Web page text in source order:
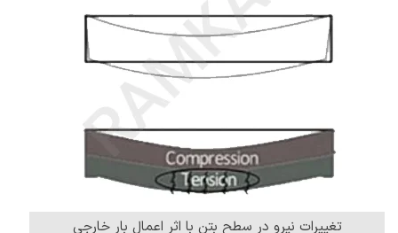
تغییرات نیرو در سطح بتن با اثر اعمال بار خارجی